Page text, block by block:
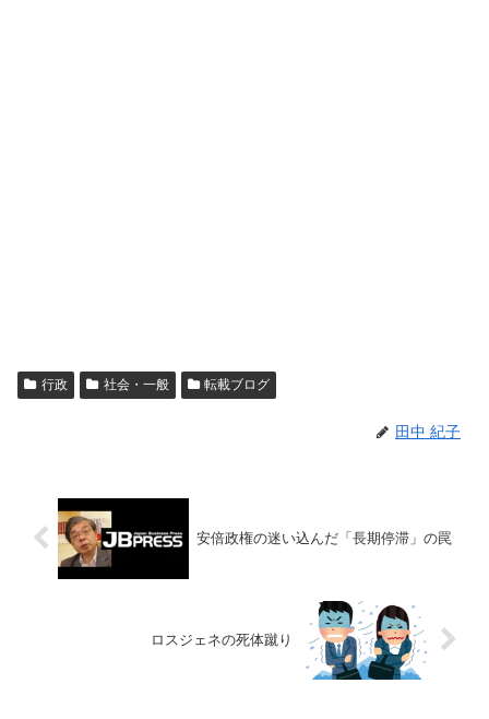
行政 社会・一般 転載ブログ
田中 紀子
安倍政権の迷い込んだ「長期停滞」の罠
ロスジェネの死体蹴り